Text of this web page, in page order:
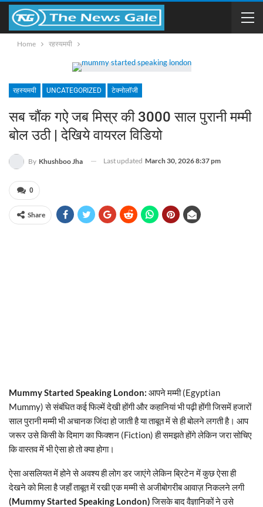
Home रहस्यमयी
रहस्यमयी UNCATEGORIZED टेक्नोलॉजी
सब चौंक गऐ जब मिस्र की 3000 साल पुरानी मम्मी
बोल उठी | देखिये वायरल विडियो
By Khushboo Jha Last updated March 30, 2026 8:37 pm
0
Share
Mummy Started Speaking London: आपने मम्मी (Egyptian
Mummy) से संबंधित कई फिल्में देखी होंगी और कहानियां भी पढ़ी होंगी जिसमें हजारों
साल पुरानी मम्मी भी अचानक जिंदा हो जाती है या ताबूत में से ही बोलने लगती है। आप
जरूर उसे किसी के दिमाग का फिक्शन (Fiction) ही समझते होंगे लेकिन जरा सोचिए
कि वास्तव में भी ऐसा हो तो क्या होगा।
ऐसा असलियत में होने से अवश्य ही लोग डर जाएंगे लेकिन ब्रिटेन में कुछ ऐसा ही
देखने को मिला है जहाँ ताबूत में रखी एक मम्मी से अजीबोगरीब आवाज़ निकलने लगी
(Mummy Started Speaking London)जिसके बाद वैज्ञानिकों ने उसे